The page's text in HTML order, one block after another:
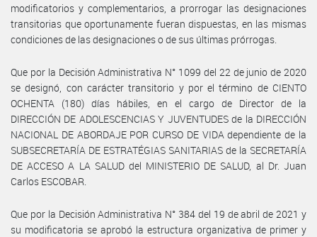
modificatorios y complementarios, a prorrogar las designaciones
transitorias que oportunamente fueran dispuestas, en las mismas
condiciones de las designaciones o de sus últimas prórrogas.
Que por la Decisión Administrativa N° 1099 del 22 de junio de 2020
se designó, con carácter transitorio y por el término de CIENTO
OCHENTA (180) días hábiles, en el cargo de Director de la
DIRECCIÓN DE ADOLESCENCIAS Y JUVENTUDES de la DIRECCIÓN
NACIONAL DE ABORDAJE POR CURSO DE VIDA dependiente de la
SUBSECRETARÍA DE ESTRATÉGIAS SANITARIAS de la SECRETARÍA
DE ACCESO A LA SALUD del MINISTERIO DE SALUD, al Dr. Juan
Carlos ESCOBAR.
Que por la Decisión Administrativa N° 384 del 19 de abril de 2021 y
su modificatoria se aprobó la estructura organizativa de primer y